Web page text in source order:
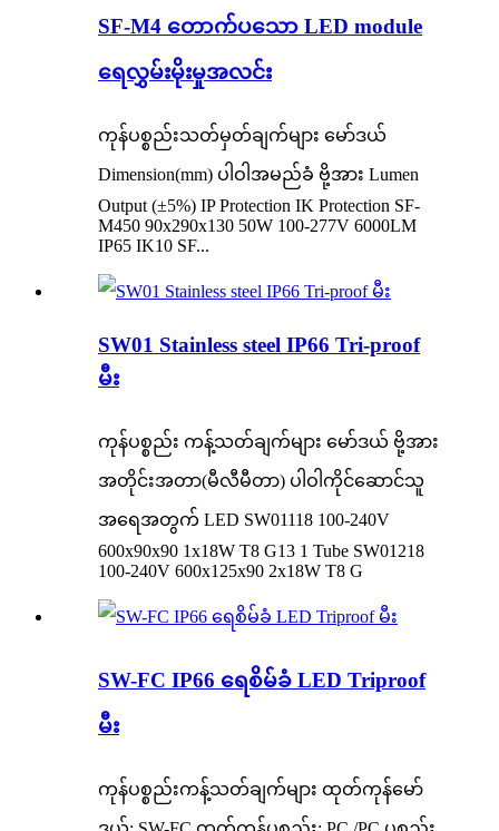
SF-M4 တောက်ပသော LED module
ရေလွှမ်းမိုးမှုအလင်း
ကုန်ပစ္စည်းသတ်မှတ်ချက်များ မော်ဒယ်
Dimension(mm) ပါဝါအမည်ခံ ဗို့အား Lumen
Output (±5%) IP Protection IK Protection SF-
M450 90x290x130 50W 100-277V 6000LM
IP65 IK10 SF...
SW01 Stainless steel IP66 Tri-proof
မီး
ကုန်ပစ္စည်း ကန့်သတ်ချက်များ မော်ဒယ် ဗို့အား
အတိုင်းအတာ(မီလီမီတာ) ပါဝါကိုင်ဆောင်သူ
အရေအတွက် LED SW01118 100-240V
600x90x90 1x18W T8 G13 1 Tube SW01218
100-240V 600x125x90 2x18W T8 G
SW-FC IP66 ရေစိမ်ခံ LED Triproof
မီး
ကုန်ပစ္စည်းကန့်သတ်ချက်များ ထုတ်ကုန်မော်